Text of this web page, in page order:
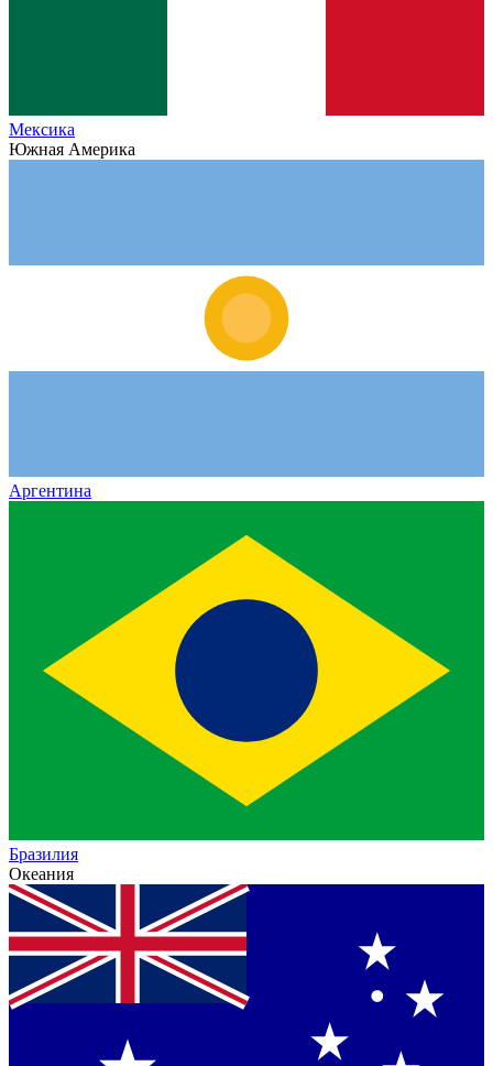
Мексика
Южная Америка
Аргентина
Бразилия
Океания